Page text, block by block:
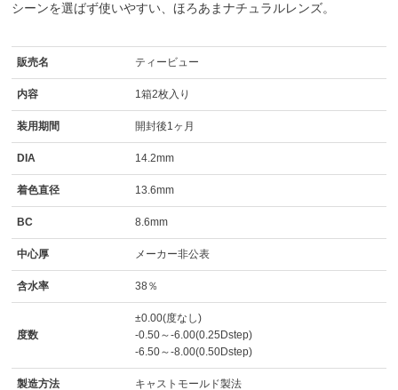
シーンを選ばず使いやすい、ほろあまナチュラルレンズ。
販売名 ティービュー
内容 1箱2枚入り
装用期間 開封後1ヶ月
DIA 14.2mm
着色直径 13.6mm
BC 8.6mm
中心厚 メーカー非公表
含水率 38％
度数
±0.00(度なし)
-0.50～-6.00(0.25Dstep)
-6.50～-8.00(0.50Dstep)
製造方法 キャストモールド製法